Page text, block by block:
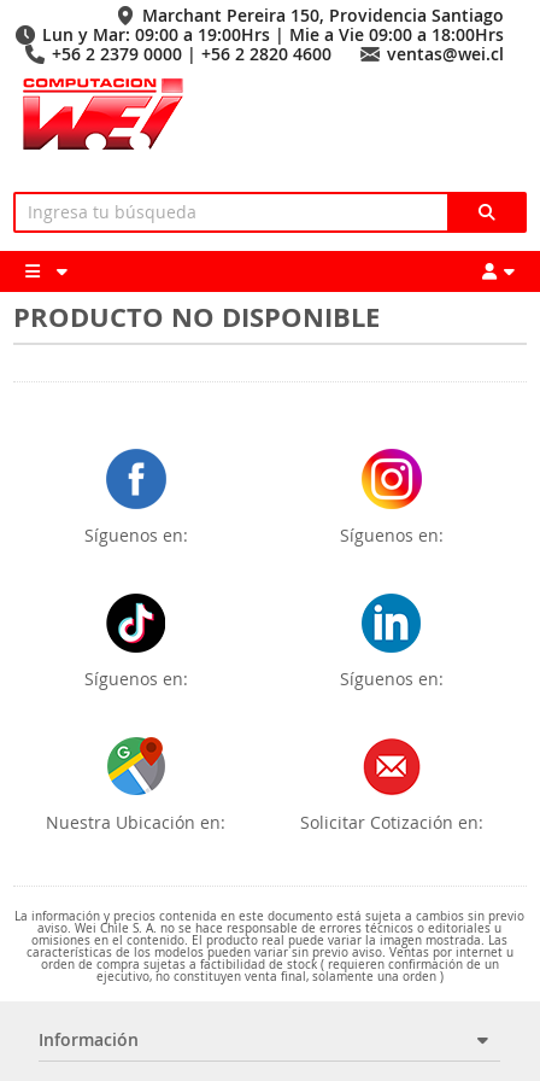
Marchant Pereira 150, Providencia Santiago
Lun y Mar: 09:00 a 19:00Hrs | Mie a Vie 09:00 a 18:00Hrs
+56 2 2379 0000 | +56 2 2820 4600
ventas@wei.cl
PRODUCTO NO DISPONIBLE
Síguenos en: Síguenos en:
Síguenos en: Síguenos en:
Nuestra Ubicación en: Solicitar Cotización en:
La información y precios contenida en este documento está sujeta a cambios sin previo
aviso. Wei Chile S. A. no se hace responsable de errores técnicos o editoriales u
omisiones en el contenido. El producto real puede variar la imagen mostrada. Las
características de los modelos pueden variar sin previo aviso. Ventas por internet u
orden de compra sujetas a factibilidad de stock ( requieren confirmación de un
ejecutivo, no constituyen venta final, solamente una orden )
Información